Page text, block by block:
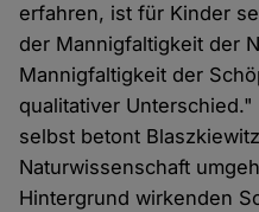
erfahren, ist für Kinder
der Mannigfaltigkeit der
Mannigfaltigkeit der
qualitativer
selbst betont
Naturwissenschaft
Hintergrund wirkenden